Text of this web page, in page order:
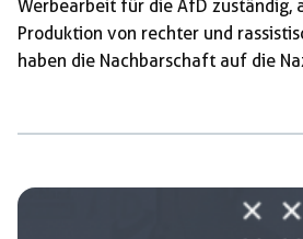
Werbearbeit für die AfD zuständig,
Produktion von rechter und
haben die Nachbarschaft auf die